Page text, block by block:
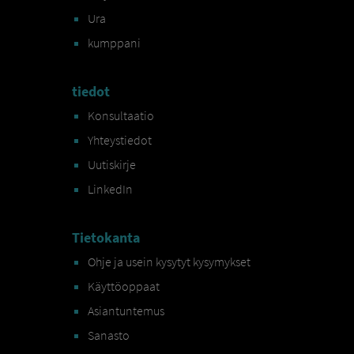
Ura
kumppani
tiedot
Konsultaatio
Yhteystiedot
Uutiskirje
LinkedIn
Tietokanta
Ohje ja usein kysytyt kysymykset
Käyttöoppaat
Asiantuntemus
Sanasto